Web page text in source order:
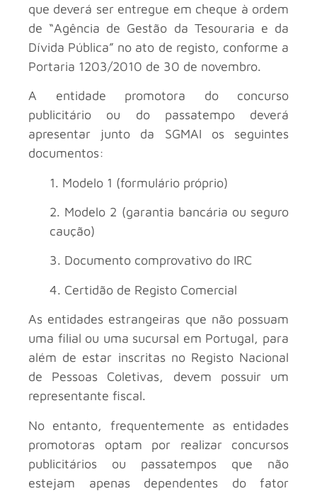
que deverá ser entregue em cheque à ordem
de “Agência de Gestão da Tesouraria e da
Dívida Pública” no ato de registo, conforme a
Portaria 1203/2010 de 30 de novembro.
A entidade promotora do concurso
publicitário ou do passatempo deverá
apresentar junto da SGMAI os seguintes
documentos:
1. Modelo 1 (formulário próprio)
2. Modelo 2 (garantia bancária ou seguro
caução)
3. Documento comprovativo do IRC
4. Certidão de Registo Comercial
As entidades estrangeiras que não possuam
uma filial ou uma sucursal em Portugal, para
além de estar inscritas no Registo Nacional
de Pessoas Coletivas, devem possuir um
representante fiscal.
No entanto, frequentemente as entidades
promotoras optam por realizar concursos
publicitários ou passatempos que não
estejam apenas dependentes do fator